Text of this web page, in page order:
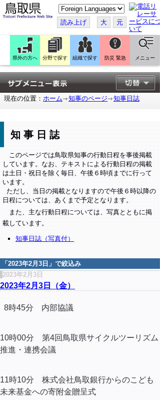
こ
の
ペ
ー
ジ
翻
訳
す
る
読み上げ 大 元
県外の方へ 分野で探す 組織で探す 防災 緊急 メニュー
現在の位置： ホーム 知事のページ 知事日誌
知事日誌
このページでは鳥取県知事の行動日程を事後掲載
しています。なお、テキストによる行動日程の掲載
は土日・祝日を除く毎日、午後６時頃までに行って
います。
ただし、当日の掲載となりますので午後６時以降の
日程については、あくまで予定となります。
また、主な行動日程については、写真とともに掲
載しています。
知事日誌（写真付）
「 2023年2月3日 」で絞込み
2023年2月3日
2023年2月3日（金）
8時45分 内部協議
10時00分 第4回鳥取県サイクルツーリズム
推進・連携会議
11時10分 株式会社鳥取銀行からのこども
未来基金への寄附金贈呈式